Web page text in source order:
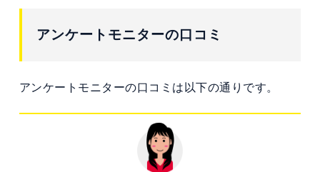
アンケートモニターの口コミ
アンケートモニターの口コミは以下の通りです。